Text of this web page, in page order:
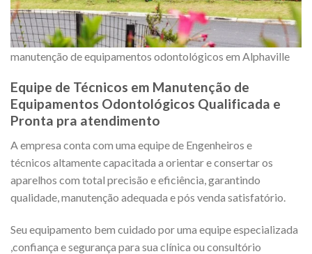
manutenção de equipamentos odontológicos em Alphaville
Equipe de Técnicos em Manutenção de
Equipamentos Odontológicos Qualificada e
Pronta pra atendimento
A empresa conta com uma equipe de Engenheiros e
técnicos altamente capacitada a orientar e consertar os
aparelhos com total precisão e eficiência, garantindo
qualidade, manutenção adequada e pós venda satisfatório.
Seu equipamento bem cuidado por uma equipe especializada
,confiança e segurança para sua clínica ou consultório